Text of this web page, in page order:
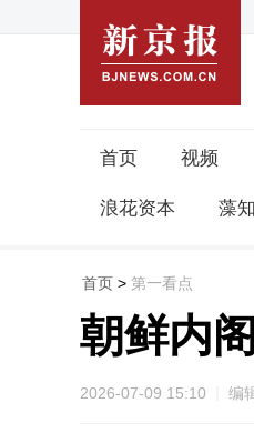
首页 视频
浪花资本 藻
首页 > 第一看点
朝鲜内
2026-07-09 15:10 编